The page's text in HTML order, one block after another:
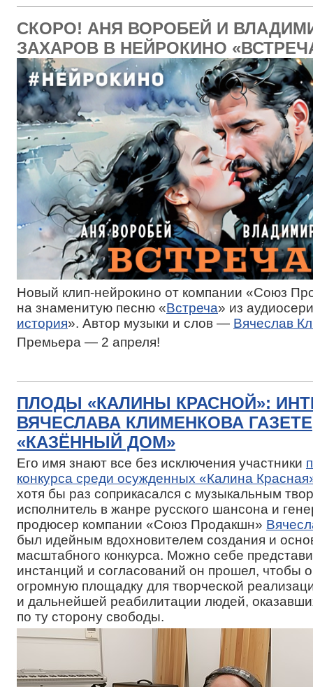
СКОРО! АНЯ ВОРОБЕЙ И
ЗАХАРОВ В НЕЙРОКИНО
Новый клип-нейрокино от компании «Союз
на знаменитую песню «Встреча» из
история». Автор музыки и слов — Вячеслав
Премьера — 2 апреля!
ПЛОДЫ «КАЛИНЫ КРАСНОЙ»:
ВЯЧЕСЛАВА КЛИМЕНКОВА ГАЗЕТЕ
«КАЗЁННЫЙ ДОМ»
Его имя знают все без исключения участники
конкурса среди осужденных «Калина
хотя бы раз соприкасался с музыкальным
исполнитель в жанре русского шансона и
продюсер компании «Союз Продакшн»
был идейным вдохновителем создания и
масштабного конкурса. Можно себе
инстанций и согласований он прошел, чтобы
огромную площадку для творческой
и дальнейшей реабилитации людей,
по ту сторону свободы.